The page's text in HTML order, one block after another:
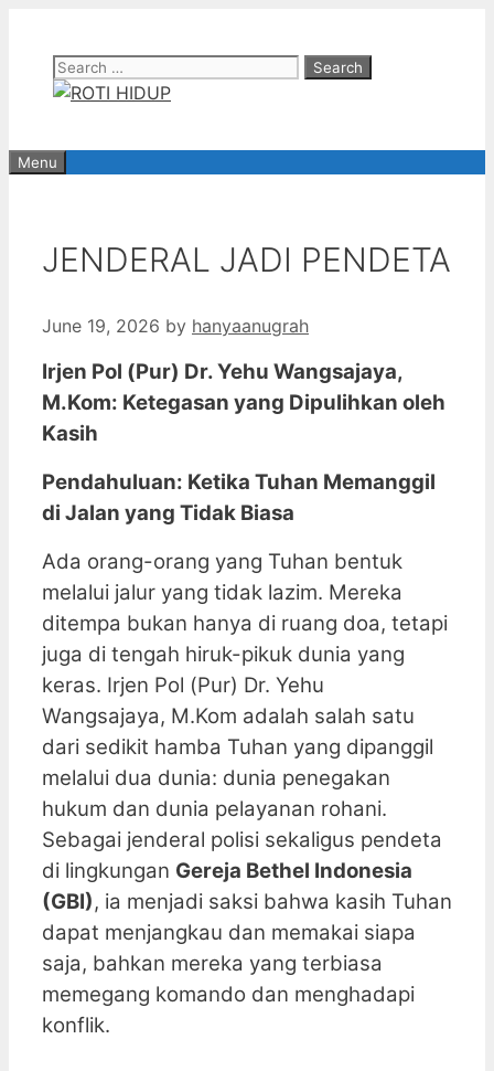
contentSearch
for:
Menu
JENDERAL JADI PENDETA
June 19, 2026 by hanyaanugrah
Irjen Pol (Pur) Dr. Yehu Wangsajaya,
M.Kom: Ketegasan yang Dipulihkan oleh
Kasih
Pendahuluan: Ketika Tuhan Memanggil
di Jalan yang Tidak Biasa
Ada orang-orang yang Tuhan bentuk
melalui jalur yang tidak lazim. Mereka
ditempa bukan hanya di ruang doa, tetapi
juga di tengah hiruk-pikuk dunia yang
keras. Irjen Pol (Pur) Dr. Yehu
Wangsajaya, M.Kom adalah salah satu
dari sedikit hamba Tuhan yang dipanggil
melalui dua dunia: dunia penegakan
hukum dan dunia pelayanan rohani.
Sebagai jenderal polisi sekaligus pendeta
di lingkungan Gereja Bethel Indonesia
(GBI), ia menjadi saksi bahwa kasih Tuhan
dapat menjangkau dan memakai siapa
saja, bahkan mereka yang terbiasa
memegang komando dan menghadapi
konflik.